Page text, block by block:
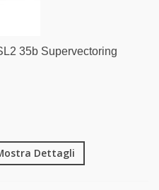
35b Supervectoring
Dettagli